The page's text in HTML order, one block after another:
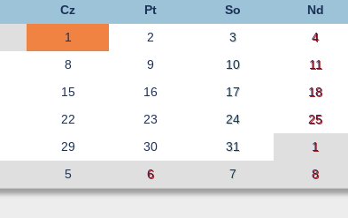
Cz Pt So
Nd
1 2 3
4
8 9 10
11
15 16 17
18
22 23 24
25
29 30 31
1
5 6 7 8